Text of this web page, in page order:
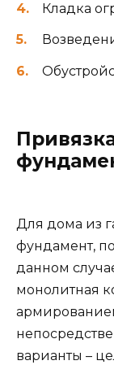
Кладка
Для дома из
фундамент,
данном
монолитная
варианты –